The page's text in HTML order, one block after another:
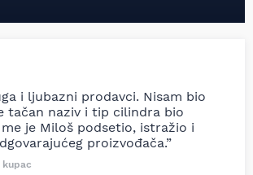
i ljubazni prodavci. Nisam bio
tačan naziv i tip cilindra bio
je Miloš podsetio, istražio i
proizvođača.”